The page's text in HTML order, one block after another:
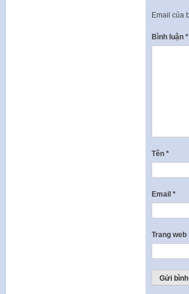
Email của
Bình luận *
Tên *
Email *
Trang web